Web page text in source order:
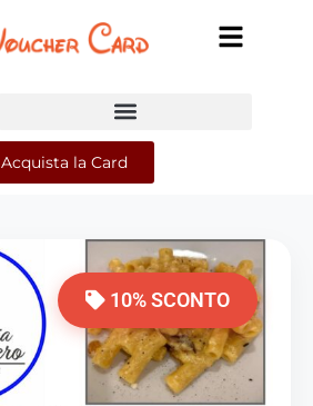
Acquista la Card
10% SCONTO